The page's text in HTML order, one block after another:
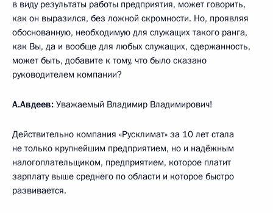
в виду результаты работы предприятия, может говорить,
как он выразился, без ложной скромности. Но, проявляя
обоснованную, необходимую для служащих такого ранга,
как Вы, да и вообще для любых служащих, сдержанность,
может быть, добавите к тому, что было сказано
руководителем компании?
А.Авдеев: Уважаемый Владимир Владимирович!
Действительно компания «Русклимат» за 10 лет стала
не только крупнейшим предприятием, но и надёжным
налогоплательщиком, предприятием, которое платит
зарплату выше среднего по области и которое быстро
развивается.